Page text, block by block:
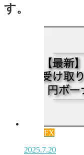
す。
FX
2025.7.20